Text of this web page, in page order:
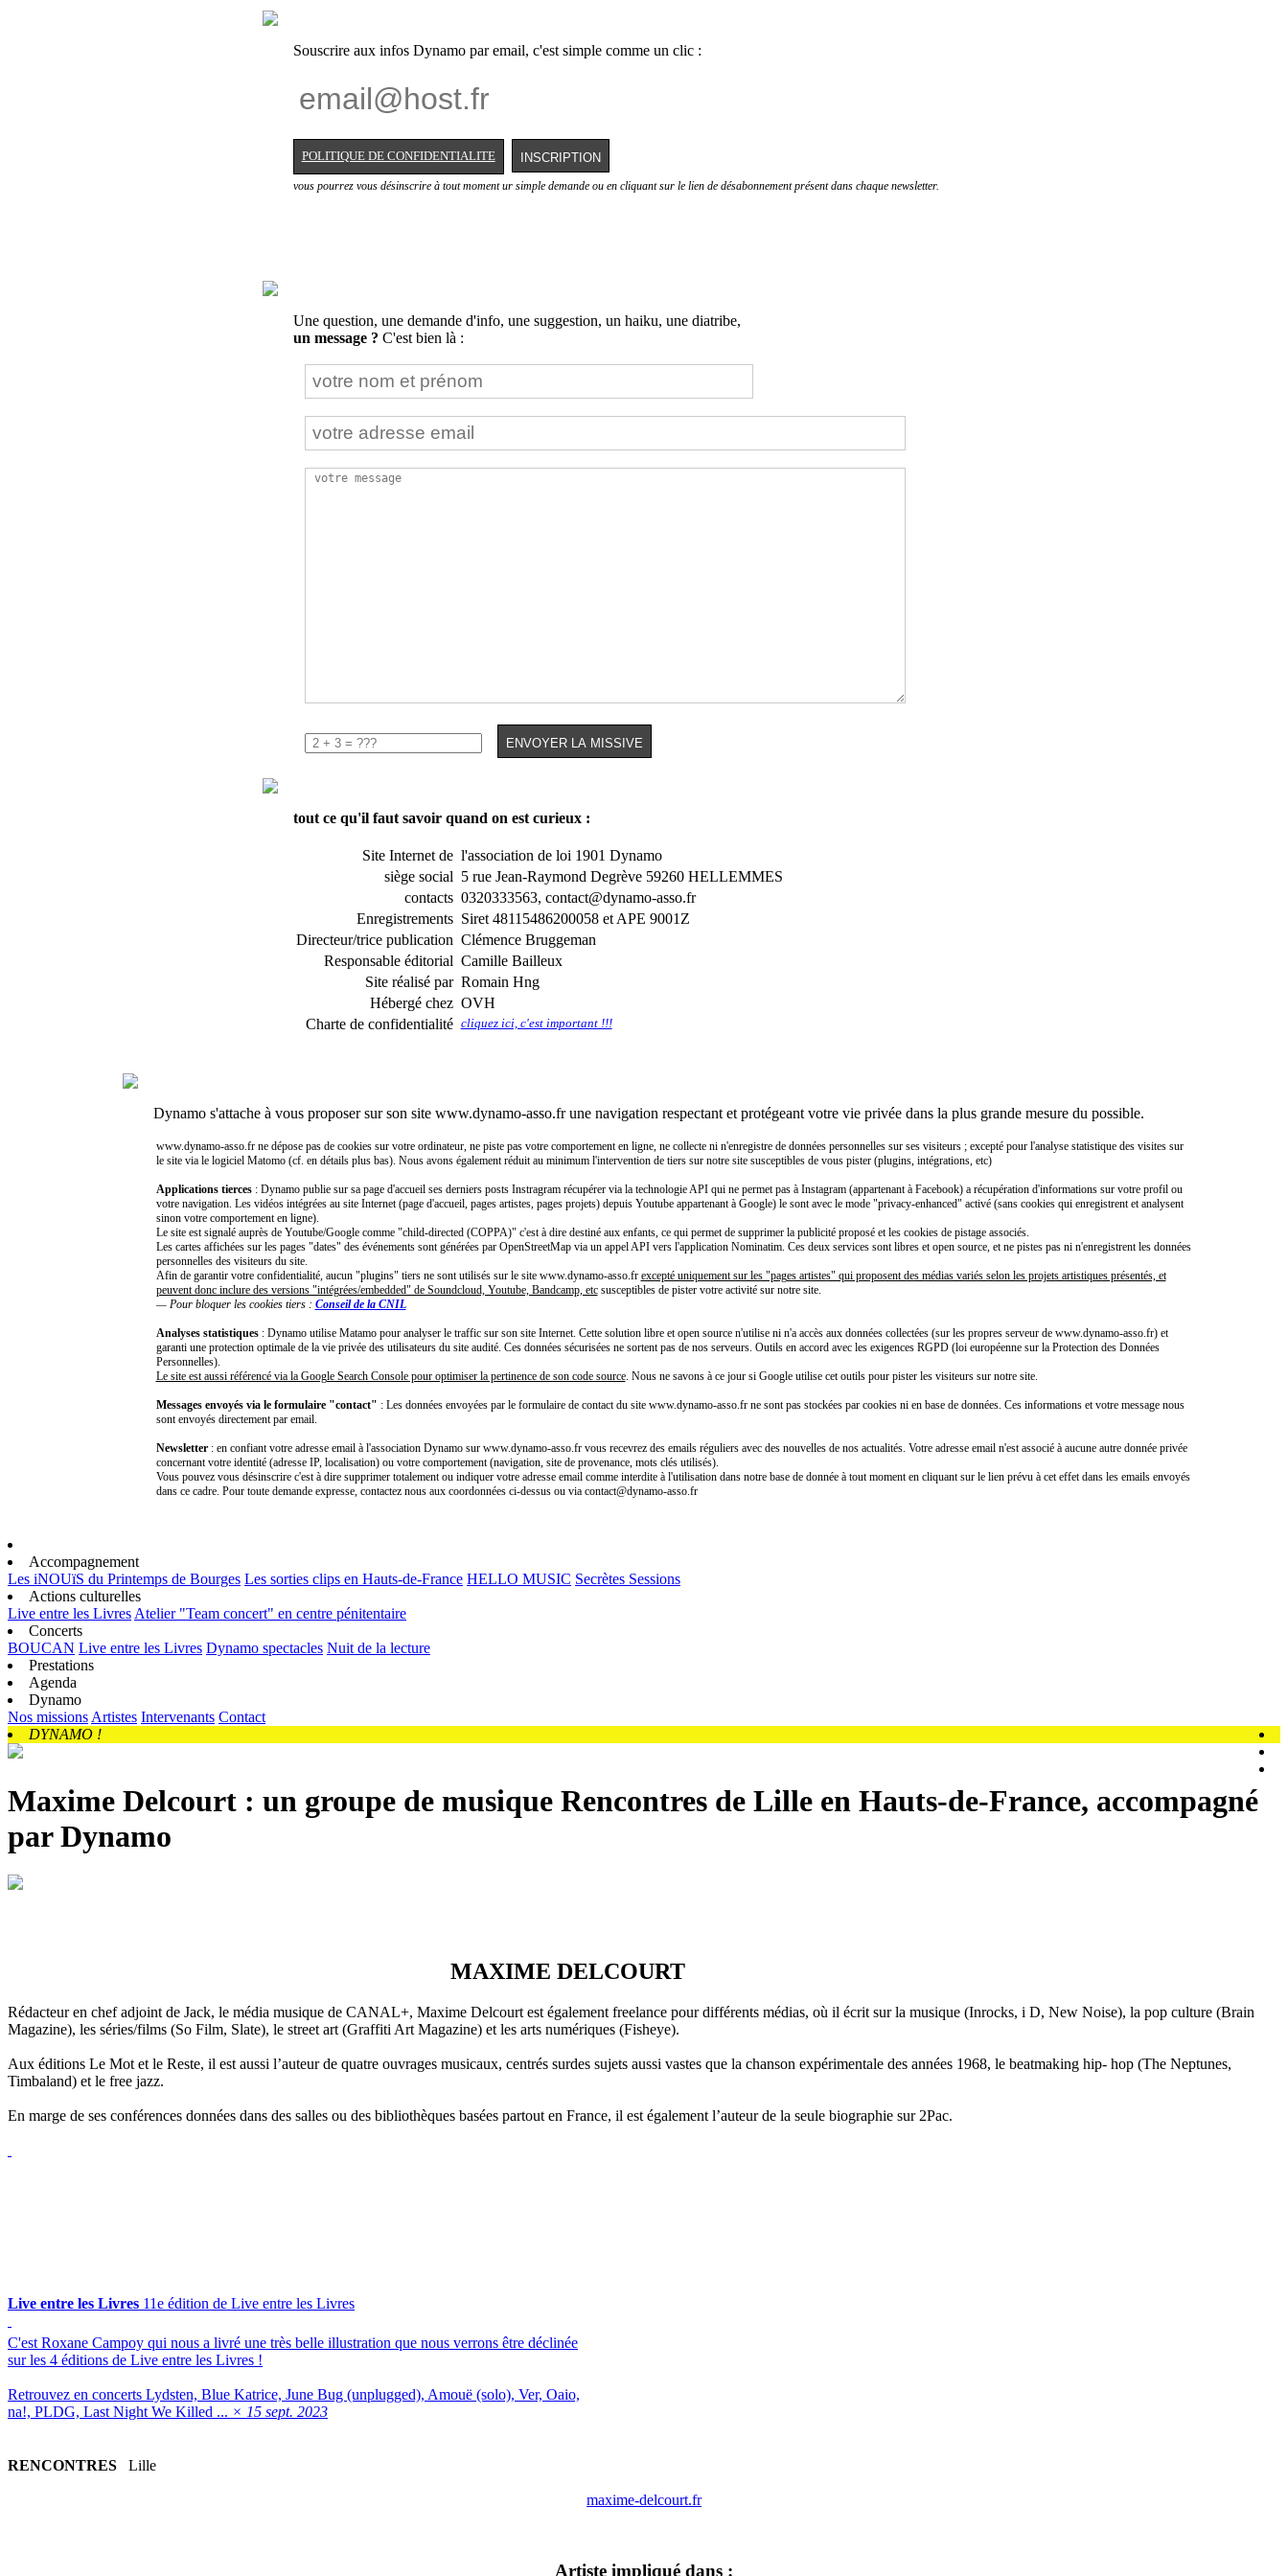
Souscrire aux infos Dynamo par email, c'est simple comme un clic :
POLITIQUE DE CONFIDENTIALITE
vous pourrez vous désinscrire à tout moment ur simple demande ou en cliquant sur le lien de désabonnement présent dans chaque newsletter.
Une question, une demande d'info, une suggestion, un haiku, une diatribe,
un message ? C'est bien là :
tout ce qu'il faut savoir quand on est curieux :
Site Internet de l'association de loi 1901 Dynamo
siège social 5 rue Jean-Raymond Degrève 59260 HELLEMMES
contacts 0320333563, contact@dynamo-asso.fr
Enregistrements Siret 48115486200058 et APE 9001Z
Directeur/trice publication Clémence Bruggeman
Responsable éditorial Camille Bailleux
Site réalisé par Romain Hng
Hébergé chez OVH
Charte de confidentialité
cliquez ici, c'est important !!!
Dynamo s'attache à vous proposer sur son site www.dynamo-asso.fr une navigation respectant et protégeant votre vie privée dans la plus grande mesure du possible.
www.dynamo-asso.fr ne dépose pas de cookies sur votre ordinateur, ne piste pas votre comportement en ligne, ne collecte ni n'enregistre de données personnelles sur ses visiteurs ; excepté pour l'analyse statistique des visites sur
le site via le logiciel Matomo (cf. en détails plus bas). Nous avons également réduit au minimum l'intervention de tiers sur notre site susceptibles de vous pister (plugins, intégrations, etc)
Applications tierces : Dynamo publie sur sa page d'accueil ses derniers posts Instragram récupérer via la technologie API qui ne permet pas à Instagram (appartenant à Facebook) a récupération d'informations sur votre profil ou
votre navigation. Les vidéos intégrées au site Internet (page d'accueil, pages artistes, pages projets) depuis Youtube appartenant à Google) le sont avec le mode "privacy-enhanced" activé (sans cookies qui enregistrent et analysent
sinon votre comportement en ligne).
Le site est signalé auprès de Youtube/Google comme "child-directed (COPPA)" c'est à dire destiné aux enfants, ce qui permet de supprimer la publicité proposé et les cookies de pistage associés.
Les cartes affichées sur les pages "dates" des événements sont générées par OpenStreetMap via un appel API vers l'application Nominatim. Ces deux services sont libres et open source, et ne pistes pas ni n'enregistrent les données
personnelles des visiteurs du site.
Afin de garantir votre confidentialité, aucun "plugins" tiers ne sont utilisés sur le site www.dynamo-asso.fr excepté uniquement sur les "pages artistes" qui proposent des médias variés selon les projets artistiques présentés, et
peuvent donc inclure des versions "intégrées/embedded" de Soundcloud, Youtube, Bandcamp, etcsusceptibles de pister votre activité sur notre site.
— Pour bloquer les cookies tiers : Conseil de la CNIL
Analyses statistiques : Dynamo utilise Matamo pour analyser le traffic sur son site Internet. Cette solution libre et open source n'utilise ni n'a accès aux données collectées (sur les propres serveur de www.dynamo-asso.fr) et
garanti une protection optimale de la vie privée des utilisateurs du site audité. Ces données sécurisées ne sortent pas de nos serveurs. Outils en accord avec les exigences RGPD (loi européenne sur la Protection des Données
Personnelles).
Le site est aussi référencé via la Google Search Console pour optimiser la pertinence de son code source. Nous ne savons à ce jour si Google utilise cet outils pour pister les visiteurs sur notre site.
Messages envoyés via le formulaire "contact" : Les données envoyées par le formulaire de contact du site www.dynamo-asso.fr ne sont pas stockées par cookies ni en base de données. Ces informations et votre message nous
sont envoyés directement par email.
Newsletter : en confiant votre adresse email à l'association Dynamo sur www.dynamo-asso.fr vous recevrez des emails réguliers avec des nouvelles de nos actualités. Votre adresse email n'est associé à aucune autre donnée privée
concernant votre identité (adresse IP, localisation) ou votre comportement (navigation, site de provenance, mots clés utilisés).
Vous pouvez vous désinscrire c'est à dire supprimer totalement ou indiquer votre adresse email comme interdite à l'utilisation dans notre base de donnée à tout moment en cliquant sur le lien prévu à cet effet dans les emails envoyés
dans ce cadre. Pour toute demande expresse, contactez nous aux coordonnées ci-dessus ou via contact@dynamo-asso.fr
Accompagnement
Les iNOUïS du Printemps de Bourges Les sorties clips en Hauts-de-France HELLO MUSIC Secrètes Sessions
Actions culturelles
Live entre les Livres Atelier "Team concert" en centre pénitentaire
Concerts
BOUCAN Live entre les Livres Dynamo spectacles Nuit de la lecture
Prestations
Agenda
Dynamo
Nos missions Artistes Intervenants Contact
DYNAMO !
Maxime Delcourt : un groupe de musique Rencontres de Lille en Hauts-de-France, accompagné
par Dynamo
MAXIME DELCOURT
Rédacteur en chef adjoint de Jack, le média musique de CANAL+, Maxime Delcourt est également freelance pour différents médias, où il écrit sur la musique (Inrocks, i D, New Noise), la pop culture (Brain
Magazine), les séries/films (So Film, Slate), le street art (Graffiti Art Magazine) et les arts numériques (Fisheye).
Aux éditions Le Mot et le Reste, il est aussi l’auteur de quatre ouvrages musicaux, centrés surdes sujets aussi vastes que la chanson expérimentale des années 1968, le beatmaking hip- hop (The Neptunes,
Timbaland) et le free jazz.
En marge de ses conférences données dans des salles ou des bibliothèques basées partout en France, il est également l’auteur de la seule biographie sur 2Pac.
Live entre les Livres 11e édition de Live entre les Livres
C'est Roxane Campoy qui nous a livré une très belle illustration que nous verrons être déclinée
sur les 4 éditions de Live entre les Livres !
Retrouvez en concerts Lydsten, Blue Katrice, June Bug (unplugged), Amouë (solo), Ver, Oaio,
na!, PLDG, Last Night We Killed ... × 15 sept. 2023
RENCONTRES Lille
maxime-delcourt.fr
Artiste impliqué dans :